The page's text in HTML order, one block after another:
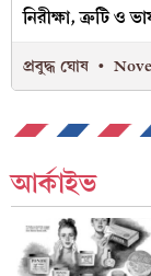
নিরীক্ষা, ত্রুটি ও
প্রবুদ্ধ ঘোষ
আর্কাইভ